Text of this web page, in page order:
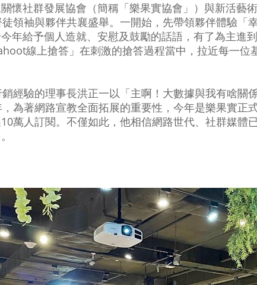
懷社群發展協會（簡稱「樂果實協會」）與新活藝
領袖與夥伴共襄盛舉。 一開始，先帶領夥伴體驗「
年給予個人造就、安慰及鼓勵的話語，有了為主進
線上搶答」在刺激的搶答過程當中，拉近每一位
經驗的理事長洪正一以「主啊！大數據與我有啥關
為著網路宣教全面拓展的重要性，今年是樂果實正
萬人訂閱。不僅如此，他相信網路世代、社群媒體